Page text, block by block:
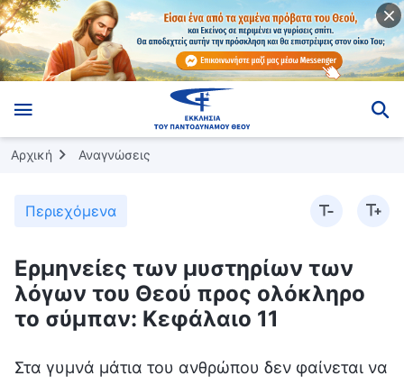
Αρχική Αναγνώσεις
Περιεχόμενα
Ερμηνείες των μυστηρίων των
λόγων του Θεού προς ολόκληρο
το σύμπαν: Κεφάλαιο 11
Στα γυμνά μάτια του ανθρώπου δεν φαίνεται να